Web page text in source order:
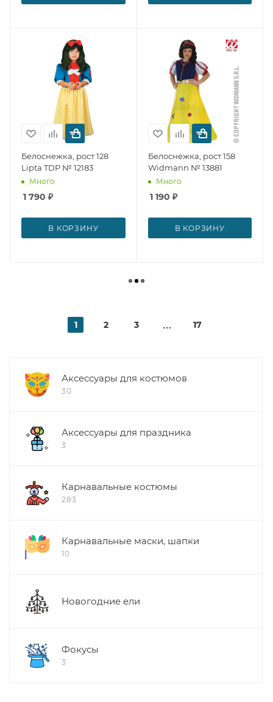
Белоснежка, рост 128
Lipta TDP № 12183
Много
1 790 ₽
В КОРЗИНУ
Белоснежка, рост 158
Widmann № 13881
Много
1 190 ₽
В КОРЗИНУ
1 2 3 17
Аксессуары для костюмов
30
Аксессуары для праздника
3
Карнавальные костюмы
283
Карнавальные маски, шапки
10
Новогодние ели
Фокусы
3